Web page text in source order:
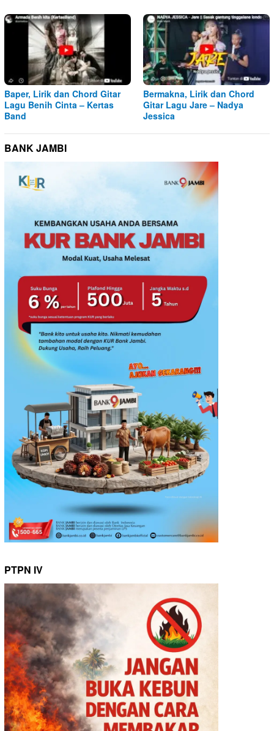
Baper, Lirik dan Chord Gitar
Lagu Benih Cinta – Kertas
Band
Bermakna, Lirik dan Chord
Gitar Lagu Jare – Nadya
Jessica
BANK JAMBI
PTPN IV